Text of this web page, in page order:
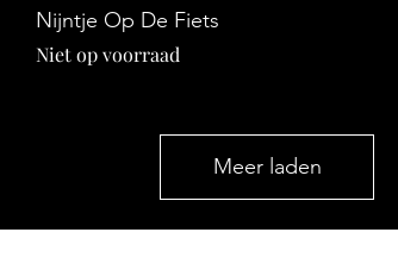
Nijntje Op De Fiets
Niet op voorraad
Meer laden